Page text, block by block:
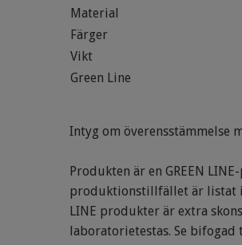
Material
Färger
Vikt
Green Line
Intyg om överensstämmelse
Produkten är en GREEN
produktionstillfället är listat i
LINE produkter är extra
laboratorietestas. Se bifogad